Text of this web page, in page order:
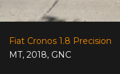
Fiat Cronos 1.8 Precision
MT, 2018, GNC